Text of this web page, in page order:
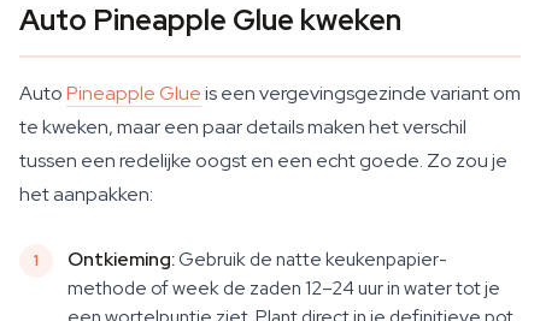
Auto Pineapple Glue kweken
AutoPineapple Glueis een vergevingsgezinde variant om
te kweken, maar een paar details maken het verschil
tussen een redelijke oogst en een echt goede. Zo zou je
het aanpakken:
Ontkieming:Gebruik de natte keukenpapier-
methode of week de zaden 12–24 uur in water tot je